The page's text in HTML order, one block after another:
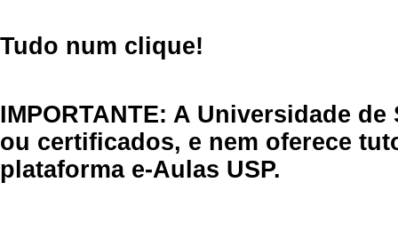
Tudo num clique!
IMPORTANTE: A Universidade
ou certificados, e nem oferece
plataforma e-Aulas USP.